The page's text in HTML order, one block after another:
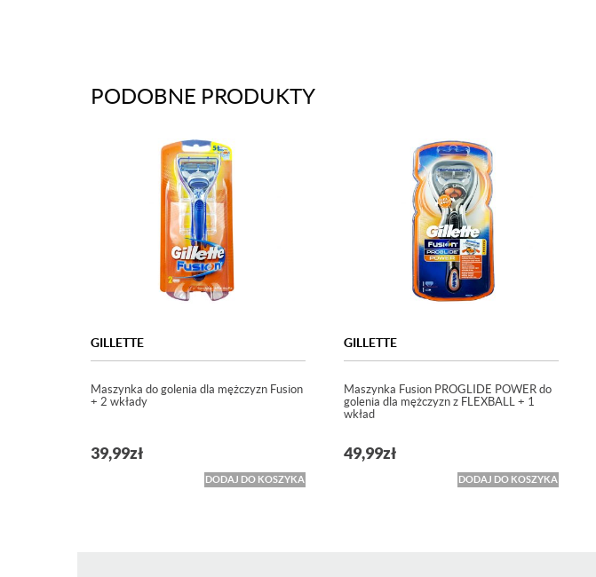
PODOBNE PRODUKTY
GILLETTE
Maszynka do golenia dla mężczyzn Fusion
+ 2 wkłady
39,99zł
DODAJ DO KOSZYKA
GILLETTE
Maszynka Fusion PROGLIDE POWER do
golenia dla mężczyzn z FLEXBALL + 1
wkład
49,99zł
DODAJ DO KOSZYKA